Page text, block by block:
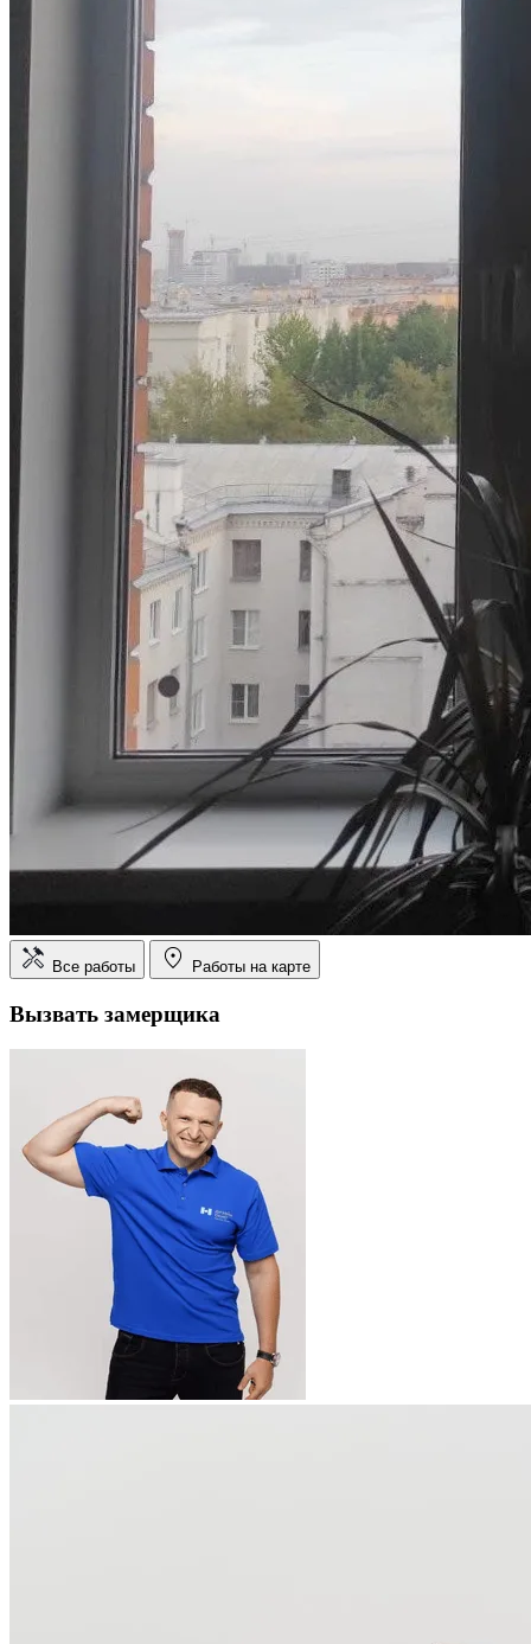
Все работы Работы на карте
Вызвать замерщика